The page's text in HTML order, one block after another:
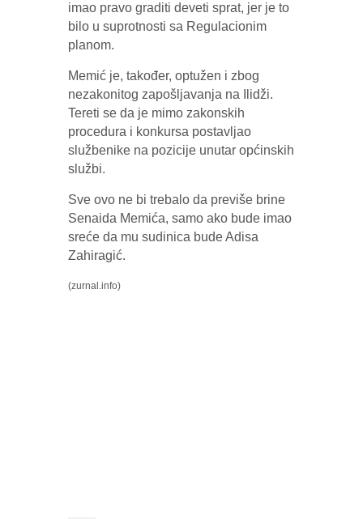
imao pravo graditi deveti sprat, jer je to
bilo u suprotnosti sa Regulacionim
planom.
Memić je, također, optužen i zbog
nezakonitog zapošljavanja na Ilidži.
Tereti se da je mimo zakonskih
procedura i konkursa postavljao
službenike na pozicije unutar općinskih
službi.
Sve ovo ne bi trebalo da previše brine
Senaida Memića, samo ako bude imao
sreće da mu sudinica bude Adisa
Zahiragić.
(zurnal.info)